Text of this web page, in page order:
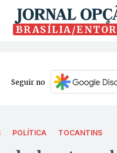
BRASÍLIA/
Seguir no
POLÍTICA TOCANTINS